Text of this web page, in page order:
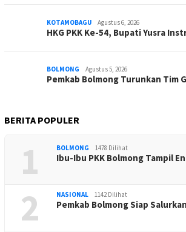
KOTAMOBAGU Agustus 6, 2026
HKG PKK Ke-54, Bupati Yusra
BOLMONG Agustus 5, 2026
Pemkab Bolmong Turunkan Tim
BERITA POPULER
1 BOLMONG 1478 Dilihat
Ibu-Ibu PKK Bolmong Tampil
2 NASIONAL 1142 Dilihat
Pemkab Bolmong Siap